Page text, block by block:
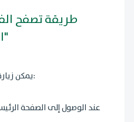
طريقة تصفح
الرياض عبر منصة "فرص"
يمكن زيارة المنصة من خلال الرابط الرسمي:
عند الوصول إلى الصفحة